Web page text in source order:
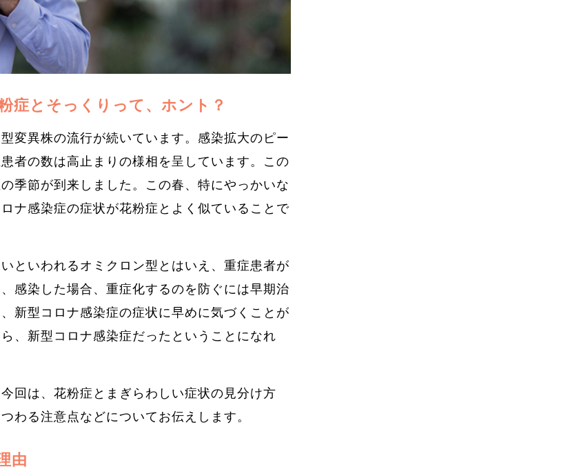
症とそっくりって、ホント？
変異株の流行が続いています。感染拡大のピー
者の数は高止まりの様相を呈しています。この
季節が到来しました。この春、特にやっかいな
ナ感染症の症状が花粉症とよく似ていることで
といわれるオミクロン型とはいえ、重症患者が
感染した場合、重症化するのを防ぐには早期治
新型コロナ感染症の症状に早めに気づくことが
、新型コロナ感染症だったということになれ
回は、花粉症とまぎらわしい症状の見分け方
わる注意点などについてお伝えします。
由